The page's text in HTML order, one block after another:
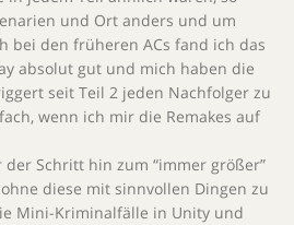
und Ort anders und um
bei den früheren ACs fand ich das
absolut gut und mich haben die
seit Teil 2 jeden Nachfolger zu
wenn ich mir die Remakes auf
Schritt hin zum “immer größer”
diese mit sinnvollen Dingen zu
Mini-Kriminalfälle in Unity und